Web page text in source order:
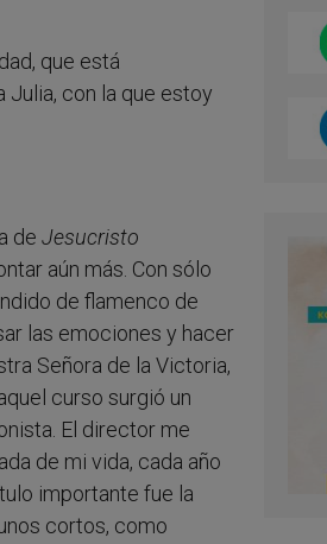
que está
Julia, con la que estoy
de Jesucristo
aún más. Con sólo
de flamenco de
las emociones y hacer
Señora de la Victoria,
curso surgió un
El director me
de mi vida, cada año
importante fue la
cortos, como